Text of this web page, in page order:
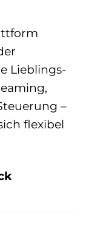
Lieblings-
–
flexibel